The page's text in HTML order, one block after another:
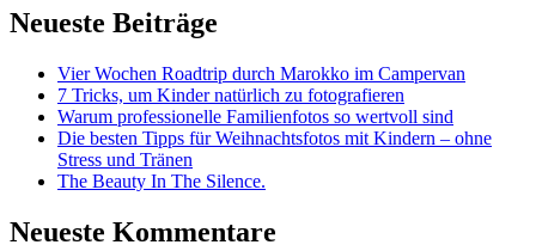
Neueste Beiträge
Vier Wochen Roadtrip durch Marokko im Campervan
7 Tricks, um Kinder natürlich zu fotografieren
Warum professionelle Familienfotos so wertvoll sind
Die besten Tipps für Weihnachtsfotos mit Kindern – ohne
Stress und Tränen
The Beauty In The Silence.
Neueste Kommentare